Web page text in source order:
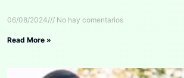
06/08/2024 No hay comentarios
Read More »